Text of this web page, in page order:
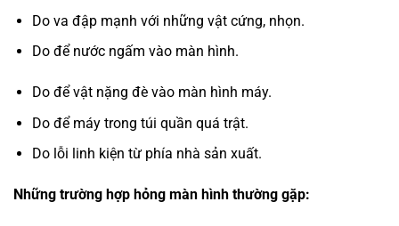
Do va đập mạnh với những vật cứng, nhọn.
Do để nước ngấm vào màn hình.
Do để vật nặng đè vào màn hình máy.
Do để máy trong túi quần quá trật.
Do lỗi linh kiện từ phía nhà sản xuất.
Những trường hợp hỏng màn hình thường gặp: